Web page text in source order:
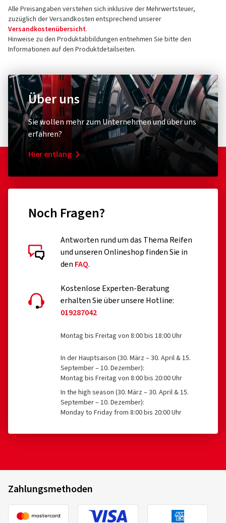
Alle Preisangaben verstehen sich inklusive der Mehrwertsteuer,
zuzüglich der Versandkosten entsprechend unserer
Versandkostenübersicht.
Hinweise zu den Produktabbildungen entnehmen Sie bitte den
Informationen auf den Produktdetailseiten.
Über uns
Sie wollen mehr zum Unternehmen und über uns
erfahren?
Hier entlang
Noch Fragen?
Antworten rund um das Thema Reifen
und unseren Onlineshop finden Sie in
den FAQ.
Kostenlose Experten-Beratung
erhalten Sie über unsere Hotline:
019287042
Montag bis Freitag von 8:00 bis 18:00 Uhr
In der Hauptsaison (30. März – 30. April & 15.
September – 10. Dezember):
Montag bis Freitag von 8:00 bis 20:00 Uhr
In the high season (30. März – 30. April & 15.
September – 10. Dezember):
Monday to Friday from 8:00 bis 20:00 Uhr
Zahlungsmethoden